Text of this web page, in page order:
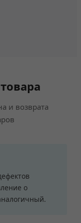
и возврата
о